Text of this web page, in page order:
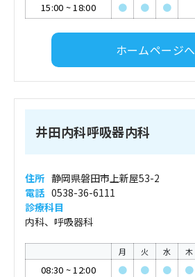
15:00 ~18:00 ● ● ●
ホームページへ
井田内科呼吸器内科
住所 静岡県磐田市上新屋53-2
電話 0538-36-6111
診療科目
内科、呼吸器科
月 火 水 木
08:30 ~12:00 ● ● ● ●